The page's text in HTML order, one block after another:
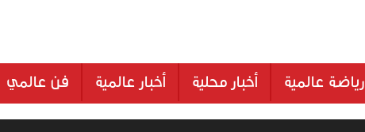
رياضة عالمية أخبار محلية أخبار عالمية فن عالمي